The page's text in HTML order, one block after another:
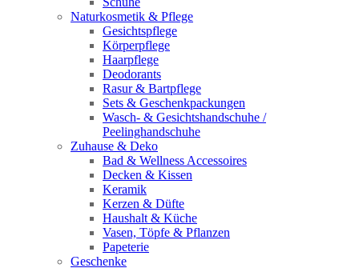
Naturkosmetik & Pflege
Gesichtspflege
Körperpflege
Haarpflege
Deodorants
Rasur & Bartpflege
Sets & Geschenkpackungen
Wasch‑ & Gesichtshandschuhe /
Peelinghandschuhe
Zuhause & Deko
Bad & Wellness Accessoires
Decken & Kissen
Keramik
Kerzen & Düfte
Haushalt & Küche
Vasen, Töpfe & Pflanzen
Papeterie
Geschenke